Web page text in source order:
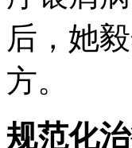
后，她
方。
规范化